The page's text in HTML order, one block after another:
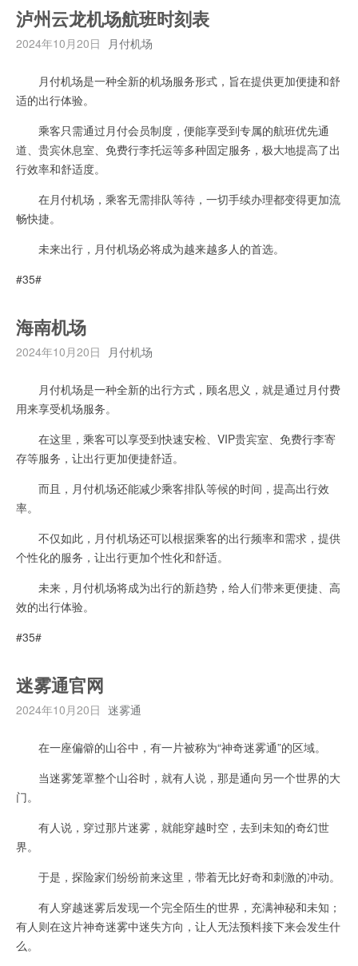
泸州云龙机场航班时刻表
2024年10月20日 月付机场
月付机场是一种全新的机场服务形式，旨在提供更加便捷和舒
适的出行体验。
乘客只需通过月付会员制度，便能享受到专属的航班优先通
道、贵宾休息室、免费行李托运等多种固定服务，极大地提高了出
行效率和舒适度。
在月付机场，乘客无需排队等待，一切手续办理都变得更加流
畅快捷。
未来出行，月付机场必将成为越来越多人的首选。
#35#
海南机场
2024年10月20日 月付机场
月付机场是一种全新的出行方式，顾名思义，就是通过月付费
用来享受机场服务。
在这里，乘客可以享受到快速安检、VIP贵宾室、免费行李寄
存等服务，让出行更加便捷舒适。
而且，月付机场还能减少乘客排队等候的时间，提高出行效
率。
不仅如此，月付机场还可以根据乘客的出行频率和需求，提供
个性化的服务，让出行更加个性化和舒适。
未来，月付机场将成为出行的新趋势，给人们带来更便捷、高
效的出行体验。
#35#
迷雾通官网
2024年10月20日 迷雾通
在一座偏僻的山谷中，有一片被称为“神奇迷雾通”的区域。
当迷雾笼罩整个山谷时，就有人说，那是通向另一个世界的大
门。
有人说，穿过那片迷雾，就能穿越时空，去到未知的奇幻世
界。
于是，探险家们纷纷前来这里，带着无比好奇和刺激的冲动。
有人穿越迷雾后发现一个完全陌生的世界，充满神秘和未知；
有人则在这片神奇迷雾中迷失方向，让人无法预料接下来会发生什
么。